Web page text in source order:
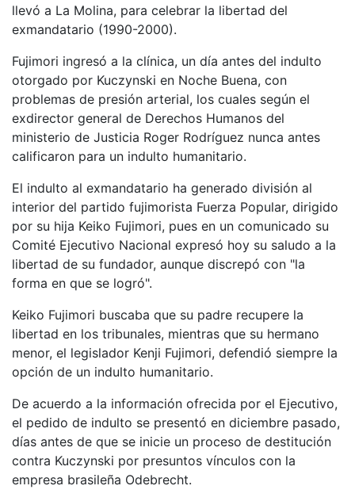
llevó a La Molina, para celebrar la libertad del
exmandatario (1990-2000).
Fujimori ingresó a la clínica, un día antes del indulto
otorgado por Kuczynski en Noche Buena, con
problemas de presión arterial, los cuales según el
exdirector general de Derechos Humanos del
ministerio de Justicia Roger Rodríguez nunca antes
calificaron para un indulto humanitario.
El indulto al exmandatario ha generado división al
interior del partido fujimorista Fuerza Popular, dirigido
por su hija Keiko Fujimori, pues en un comunicado su
Comité Ejecutivo Nacional expresó hoy su saludo a la
libertad de su fundador, aunque discrepó con "la
forma en que se logró".
Keiko Fujimori buscaba que su padre recupere la
libertad en los tribunales, mientras que su hermano
menor, el legislador Kenji Fujimori, defendió siempre la
opción de un indulto humanitario.
De acuerdo a la información ofrecida por el Ejecutivo,
el pedido de indulto se presentó en diciembre pasado,
días antes de que se inicie un proceso de destitución
contra Kuczynski por presuntos vínculos con la
empresa brasileña Odebrecht.